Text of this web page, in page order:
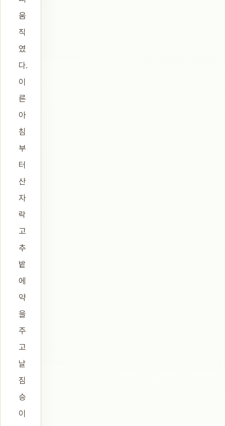
움
직
였
다.
이
른
아
침
부
터
산
자
락
고
추
밭
에
약
을
주
고
날
짐
승
이